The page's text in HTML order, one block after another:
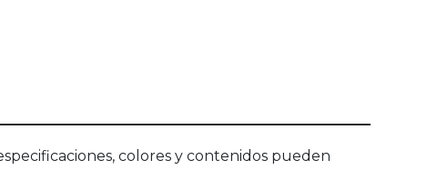
colores y contenidos pueden